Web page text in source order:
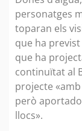
personatges
toparan els
que ha
que ha
continuïtat al
projecte
però
llocs».